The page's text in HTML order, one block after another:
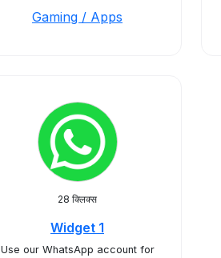
Gaming / Apps
28 क्लिक्स
Widget 1
Use our WhatsApp account for